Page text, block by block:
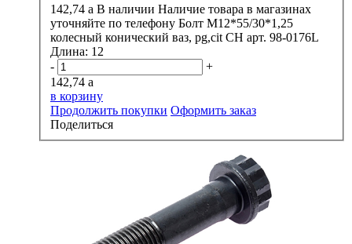
142,74 a В наличии Наличие товара в магазинах
уточняйте по телефону Болт М12*55/30*1,25
колесный конический ваз, pg,cit CH арт. 98-0176L
Длина: 12
-
+
142,74 a
в корзину
Продолжить покупки Оформить заказ
Поделиться